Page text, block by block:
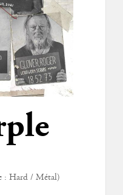
: Hard / Métal)